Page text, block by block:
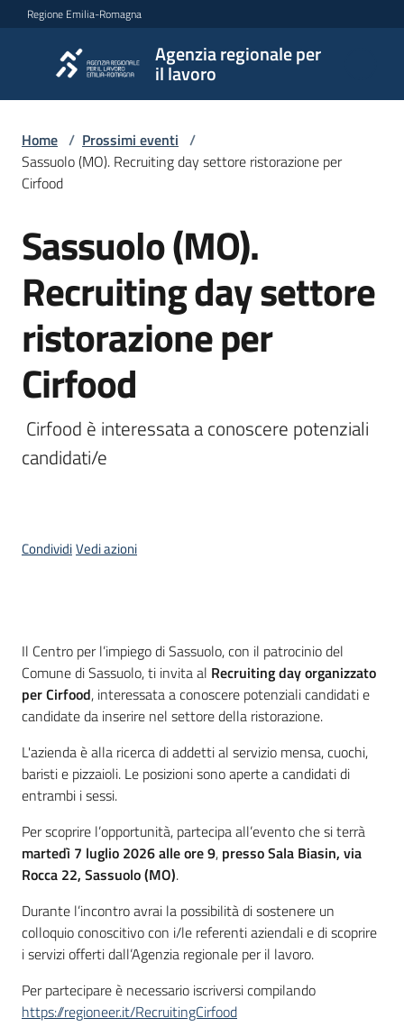
Vai al contenuto
Vai alla navigazione
Vai al footer
Regione Emilia-Romagna
Agenzia regionale per
il lavoro
Agenzia
regionale
per il
lavoro
Novità
Servizi
centri
per
Lavoro
per
Seguici
su
Home / Prossimi eventi /
Sassuolo (MO). Recruiting day settore ristorazione per
Cirfood
Salta al contenuto
Sassuolo (MO).
Recruiting day settore
ristorazione per
Cirfood
candidati/e
CondividiVedi azioni
Cos'è
Il Centro per l’impiego di Sassuolo, con il patrocinio del
Comune di Sassuolo, ti invita al Recruiting day organizzato
per Cirfood, interessata a conoscere potenziali candidati e
candidate da inserire nel settore della ristorazione.
L'azienda è alla ricerca di addetti al servizio mensa, cuochi,
baristi e pizzaioli. Le posizioni sono aperte a candidati di
entrambi i sessi.
Per scoprire l’opportunità, partecipa all’evento che si terrà
martedì 7 luglio 2026 alle ore 9, presso Sala Biasin, via
Rocca 22, Sassuolo (MO).
Durante l’incontro avrai la possibilità di sostenere un
colloquio conoscitivo con i/le referenti aziendali e di scoprire
i servizi offerti dall’Agenzia regionale per il lavoro.
Per partecipare è necessario iscriversi compilando
https://regioneer.it/RecruitingCirfood